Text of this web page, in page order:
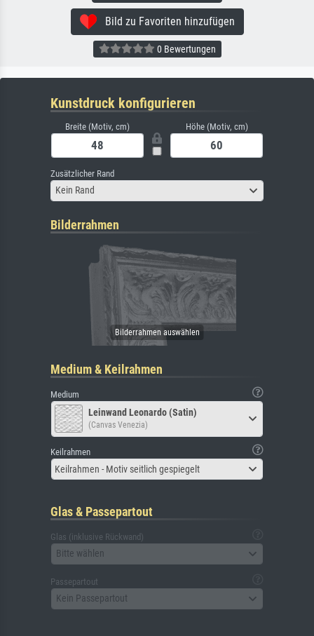
Bild zu Favoriten hinzufügen
0 Bewertungen
Kunstdruck konfigurieren
Breite (Motiv, cm) Höhe (Motiv, cm)
Zusätzlicher Rand
Kein Rand
Bilderrahmen
Medium & Keilrahmen
Medium
Leinwand Leonardo (Satin)
(Canvas Venezia)
Keilrahmen
Keilrahmen - Motiv seitlich gespiegelt
Glas & Passepartout
Glas (inklusive Rückwand)
Bitte wählen
Passepartout
Kein Passepartout